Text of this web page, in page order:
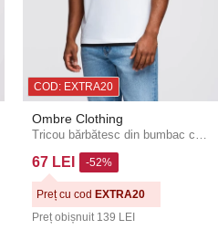
COD: EXTRA20
Ombre Clothing
67 LEI
Preț obișnuit 139 LEI
-52%
Preț cu cod EXTRA20